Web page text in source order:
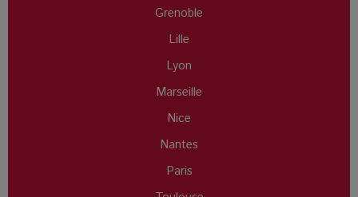
Grenoble
Lille
Lyon
Marseille
Nice
Nantes
Paris